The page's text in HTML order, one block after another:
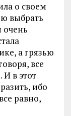
о своем
выбрать
очень
а грязью
все
И в этот
ибо
равно,